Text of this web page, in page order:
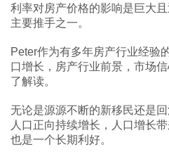
利率对房产价格的影响是巨大
主要推手之一。
Peter作为有多年房产行业经验
口增长，房产行业前景，市场
了解读。
无论是源源不断的新移民还是
人口正向持续增长，人口增长
也是一个长期利好。